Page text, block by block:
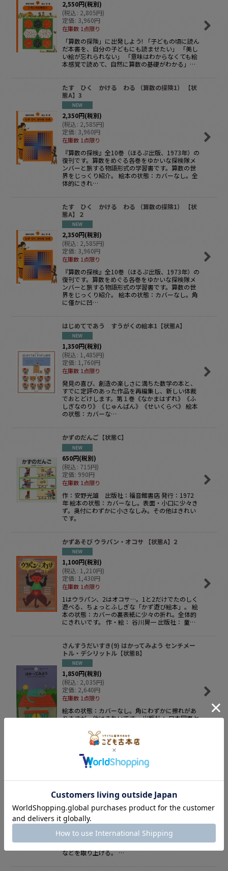
2,550円(税別)
(税込: 2,805円)
定価: 3,960円
在庫数 1点限り
「算数の探険」に出発しよう! 「子どもの頃に読ん
だ本書を、自分の子どもにも読ませたい」 「美し
い絵が忘れられない」 「意味はわからなくても絵
本感覚で読めて、自然に算数の基礎がわかる」…
たす ひく かける わる （算数の探険1） 【状
態A】3
2,350円(税別)
(税込: 2,585円)
定価: 3,960円
在庫数 1点限り
『算数の探検』全10巻（ほるぷ出版、1973年）の
復刊です。算数をめぐる各巻をゆかいな探検隊メ
ンバーと旅する物語形式の学習書です。算数の世
界をじっくり紹介。 絵本の状態：カバーなし。全
体的にきれ…
たす ひく かける わる （算数の探険1） 【状
態A】２
2,350円(税別)
(税込: 2,585円)
定価: 3,960円
在庫数 1点限り
『算数の探検』全10巻（ほるぷ出版、1973年）の
復刊です。算数をめぐる各巻をゆかいな探検隊メ
ンバーと旅する物語形式の学習書です。算数の世
界をじっくり紹介。 絵本の状態：カバーなし。角
に僅かに凹…
はじめてであう すうがくの絵本1【状態A】
1,350円(税別)
(税込: 1,485円)
定価: 1,760円
在庫数 1点限り
発見の喜び、創造の楽しさに満ちた数学の本と、
すでに定評のあった作品を再編集し、新しい体裁
でおとどけします。第１巻《なかまはずれ》《ふ
しぎなのり》《じゅんばん》《せいくらべ》 絵本
の状態：カバーな…
かずのだんご【状態C】
650円(税別)
(税込: 715円)
定価: 990円
在庫数 1点限り
作：安野光雄 出版社：福音館書店 発行：1972
年 絵本の状態：カバーなし。表面・小口に少々き
ず。奥付にわずかに小さなしみ。その他はきれい
です。
かずあそび ウラパン・オコサ 【状態A】2
1,100円(税別)
(税込: 1,210円)
定価: 1,430円
在庫数 1点限り
1はウラパン、2はオコサ…。1と2だけでたのしく
遊べる、ちょっとふしぎな「かず遊び絵本」。 絵
本の状態：カバーの裏表紙に少々の折れ。全体的
にきれいです。 作・絵： 谷川晃一 出版社： 童…
さんすうだいすき(9) はかってみよう センチメー
トル・デシリットル【状態B】
1,850円(税別)
(税込: 2,035円)
定価: 2,640円
在庫数 1点限り
絵本の状態：カバーなし。角にわずかに擦れがあ
りますが、他はきれいです。 出版社： 日本図書セ
9784284202244 Ａ４
さんすうだいすき (7) くりあがりくりさがり【状
態B】２
(税込:2,035 円)
在庫数 1点限り
絵や図を楽しみながら、自然に算数の準備ができ
るようゆっくり進み、どの子にも理解できるよう
につくられた絵本。本巻では、筆算、２けたのた
し算、くりあがり、２けたのひき算、くりさがり
などを取り上げる。 …